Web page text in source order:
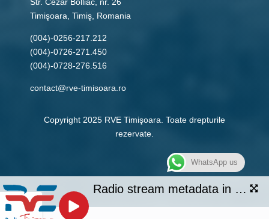
Timişoara, Timiş, Romania
(004)-0256-217.212
(004)-0726-271.450
(004)-0728-276.516
contact@rve-timisoara.ro
Copyright 2025 RVE Timişoara. Toate drepturile
rezervate.
Radio stream metadata in not available.
WhatsApp us